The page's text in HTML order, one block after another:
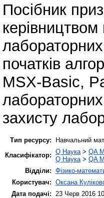
Посібник
лабораторних
початків
MSX-Basic,
захисту
Тип ресурсу:
Навчальний
Класифікатор: Q Наука > QA
Q Наука > QA
Відділи: Фізико-
Користувач: Оксана
Дата подачі:
23 Черв 2016